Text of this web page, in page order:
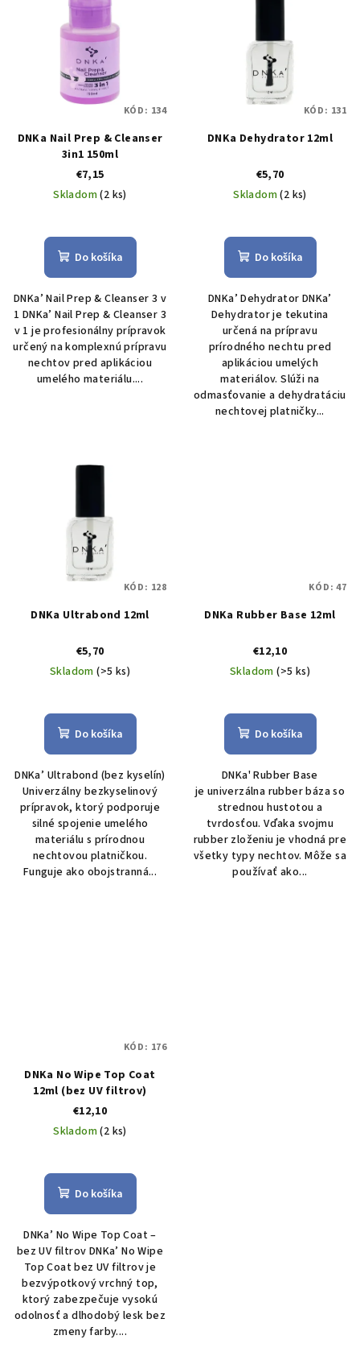
DNKa Nail Prep & Cleanser
3in1 150ml
€7,15
Skladom(2 ks)
Do košíka
DNKa’ Nail Prep & Cleanser 3 v
1 DNKa’ Nail Prep & Cleanser 3
v 1 je profesionálny prípravok
určený na komplexnú prípravu
nechtov pred aplikáciou
umelého materiálu....
KÓD: 134
DNKa Dehydrator 12ml
€5,70
Skladom(2 ks)
Do košíka
DNKa’ Dehydrator DNKa’
Dehydrator je tekutina
určená na prípravu
prírodného nechtu pred
aplikáciou umelých
materiálov. Slúži na
odmasťovanie a dehydratáciu
nechtovej platničky...
KÓD: 131
DNKa Ultrabond 12ml
€5,70
Skladom(>5 ks)
Do košíka
DNKa’ Ultrabond (bez kyselín)
Univerzálny bez­kyselinový
prípravok, ktorý podporuje
silné spojenie umelého
materiálu s prírodnou
nechtovou platničkou.
Funguje ako obojstranná...
KÓD: 128
DNKa Rubber Base 12ml
€12,10
Skladom(>5 ks)
Do košíka
DNKa' Rubber Base
je univerzálna rubber báza so
strednou hustotou a
tvrdosťou. Vďaka svojmu
rubber zloženiu je vhodná pre
všetky typy nechtov. Môže sa
používať ako...
KÓD:47
DNKa No Wipe Top Coat
12ml (bez UV filtrov)
€12,10
Skladom(2 ks)
Do košíka
DNKa’ No Wipe Top Coat –
bez UV filtrov DNKa’ No Wipe
Top Coat bez UV filtrov je
bezvýpotkový vrchný top,
ktorý zabezpečuje vysokú
odolnosť a dlhodobý lesk bez
zmeny farby....
KÓD: 176